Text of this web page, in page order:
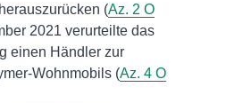
(Az. 2 O
2021 verurteilte das
einen Händler zur
Wohnmobils (Az. 4 O